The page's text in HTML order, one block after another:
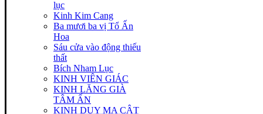
lục
Kinh Kim Cang
Ba mươi ba vị Tổ Ấn
Hoa
Sáu cửa vào động thiếu
thất
Bích Nham Lục
KINH VIÊN GIÁC
KINH LĂNG GIÀ
TÂM ẤN
KINH DUY MA CẬT